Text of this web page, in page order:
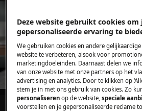
Ondersteuning
Blenders
Deze website gebruikt cookies om
gepersonaliseerde ervaring te
We gebruiken cookies en andere
website te verbeteren, alsook voor
marketingdoeleinden. Daarnaast delen we
van onze website met onze partners op het
advertising en analytics. Door te klikken op
stem je in met ons gebruik van cookies. Zo
personaliseren op de website,speciale
voorstellen en je gepersonaliseerde reclame